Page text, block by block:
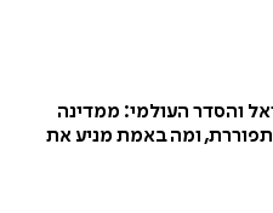
והסדר העולמי: ממדינה
ומה באמת מניע את